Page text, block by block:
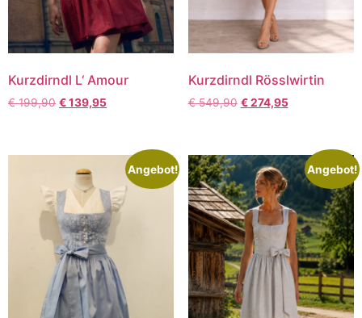
Kurzdirndl L‘ Amour
€199,90 €139,95
Kurzdirndl Rösslwirtin
€549,90 €274,95
Angebot! Angebot!